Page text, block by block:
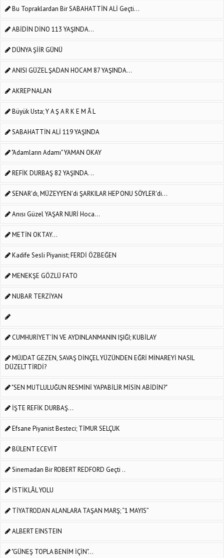
Bu Topraklardan Bir SABAHATTİN ALİ Geçti...
ABİDİN DİNO 113 YAŞINDA...
DÜNYA ŞİİR GÜNÜ
ANISI GÜZEL ŞADAN HOCAM 87 YAŞINDA...
AKREP NALAN
Büyük Usta; Y A Ş A R K E M Â L
SABAHATTİN ALİ 119 YAŞINDA
"Adamların Adamı" YAMAN OKAY
REFİK DURBAŞ 82 YAŞINDA. ..
SENAR'dı, MÜZEYYEN'di ŞARKILAR HEP ONU SÖYLER'di...
Anısı Güzel YAŞAR NURİ Hoca...
METİN OKTAY...
Kadife Sesli Piyanist; FERDİ ÖZBEĞEN
MENEKŞE GÖZLÜ FATO
NUBAR TERZİYAN
CUMHURİYET’İN VE AYDINLANMANIN IŞIĞI; KUBİLAY
MÜJDAT GEZEN, SAVAŞ DİNÇEL YÜZÜNDEN EĞRİ MİNAREYİ NASIL
DÜZELTTİRDİ?
"SEN MUTLULUĞUN RESMİNİ YAPABİLİR MİSİN ABİDİN?"
İŞTE REFİK DURBAŞ...
Efsane Piyanist Besteci; TİMUR SELÇUK
BÜLENT ECEVİT
Sinemadan Bir ROBERT REDFORD Geçti ..
İSTİKLÂL YOLU
TİYATRODAN ALANLARA TAŞAN MARŞ; “1 MAYIS”
ALBERT EINSTEIN
"GÜNEŞ TOPLA BENİM İÇİN"…